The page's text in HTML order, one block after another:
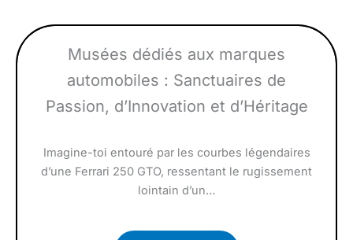
Musées dédiés aux marques
automobiles : Sanctuaires de
Passion, d’Innovation et d’Héritage
Imagine-toi entouré par les courbes légendaires
d’une Ferrari 250 GTO, ressentant le rugissement
lointain d’un…